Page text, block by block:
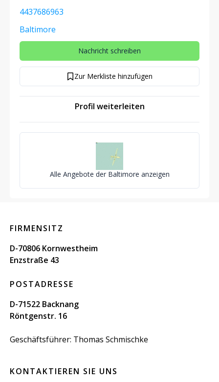
4437686963
Baltimore
Nachricht schreiben
Zur Merkliste hinzufügen
Profil weiterleiten
Alle Angebote der Baltimore anzeigen
FIRMENSITZ
D-70806 Kornwestheim
Enzstraße 43
POSTADRESSE
D-71522 Backnang
Röntgenstr. 16
Geschäftsführer: Thomas Schmischke
KONTAKTIEREN SIE UNS